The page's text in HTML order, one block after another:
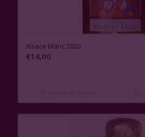
Alsace blanc 2020
€14,00